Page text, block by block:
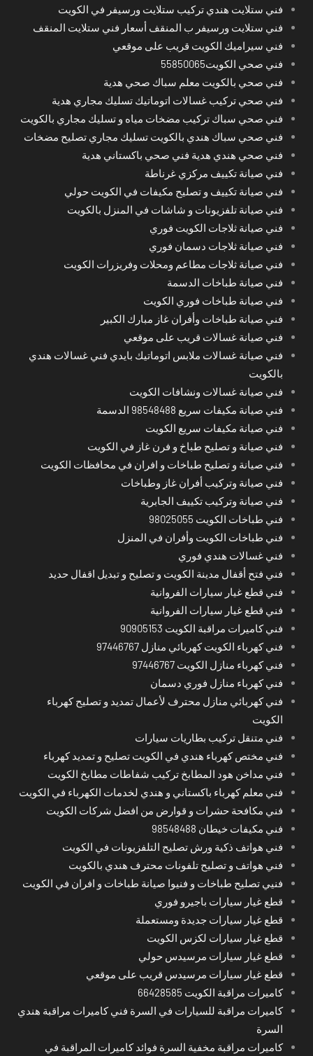
فني ستلايت هندي تركيب ستلايت ورسيفر في الكويت
فني ستلايت ورسيفر ب المنقف أسعار فني ستلايت المنقف
فني سيراميك الكويت قريب على موقعي
فني صحي الكويت55850065
فني صحي بالكويت معلم سباك صحي هدية
فني صحي تركيب غسالات اتوماتيك تسليك مجاري هدية
فني صحي سباك تركيب مضخات مياه و تسليك مجاري بالكويت
فني صحي سباك هندي بالكويت تسليك مجاري تصليح مضخات
فني صحي هندي هدية فني صحي باكستاني هدية
فني صيانة تكييف مركزي غرناطة
فني صيانة تكييف و تصليح مكيفات في الكويت حولي
فني صيانة تلفزيونات و شاشات في المنزل بالكويت
فني صيانة ثلاجات الكويت فوري
فني صيانة ثلاجات دسمان فوري
فني صيانة ثلاجات مطاعم ومحلات وفريزرات الكويت
فني صيانة طباخات الدسمة
فني صيانة طباخات فوري الكويت
فني صيانة طباخات وأفران غاز مبارك الكبير
فني صيانة غسالات قريب على موقعي
فني صيانة غسالات ملابس اتوماتيك بايدي فني غسالات هندي
بالكويت
فني صيانة غسالات ونشافات الكويت
فني صيانة مكيفات سريع 98548488 الدسمة
فني صيانة مكيفات سريع الكويت
فني صيانة و تصليح طباخ و فرن غاز في الكويت
فني صيانة و تصليح طباخات و افران في محافظات الكويت
فني صيانة وتركيب أفران غاز وطباخات
فني صيانة وتركيب تكييف الجابرية
فني طباخات الكويت 98025055
فني طباخات الكويت وأفران في المنزل
فني غسالات هندي فوري
فني فتح أقفال مدينة الكويت و تصليح و تبديل اقفال حديد
فني قطع غيار سيارات الفروانية
فني قطع غيار سيارات الفروانية
فني كاميرات مراقبة الكويت 90905153
فني كهرباء الكويت كهربائي منازل 97446767
فني كهرباء منازل الكويت 97446767
فني كهرباء منازل فوري دسمان
فني كهربائي منازل محترف لأعمال تمديد و تصليح كهرباء
الكويت
فني متنقل تركيب بطاريات سيارات
فني مختص كهرباء هندي في الكويت تصليح و تمديد كهرباء
فني مداخن هود المطابخ تركيب شفاطات مطابخ الكويت
فني معلم كهرباء باكستاني و هندي لخدمات الكهرباء في الكويت
فني مكافحة حشرات و قوارض من افضل شركات الكويت
فني مكيفات خيطان 98548488
فني هواتف ذكية ورش تصليح التلفزيونات في الكويت
فني هواتف و تصليح تلفونات محترف هندي بالكويت
فنيي تصليح طباخات و فنيوا صيانة طباخات و افران في الكويت
قطع غيار سيارات باجيرو فوري
قطع غيار سيارات جديدة ومستعملة
قطع غيار سيارات لكزس الكويت
قطع غيار سيارات مرسيدس حولي
قطع غيار سيارات مرسيدس قريب على موقعي
كاميرات مراقبة الكويت 66428585
كاميرات مراقبة للسيارات في السرة فني كاميرات مراقبة هندي
السرة
كاميرات مراقبة مخفية السرة فوائد كاميرات المراقبة في